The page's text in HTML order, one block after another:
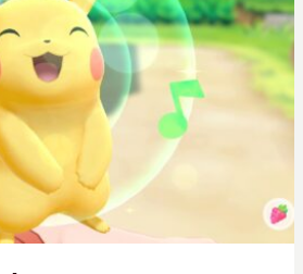
une bonne guerre des
cons !